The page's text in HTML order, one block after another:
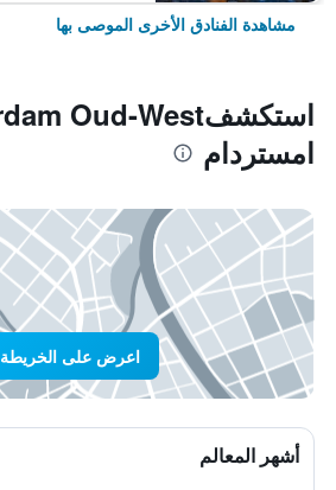
مشاهدة الفنادق الأخرى الموصى بها
امستردام
اعرض على الخريطة
أشهر المعالم